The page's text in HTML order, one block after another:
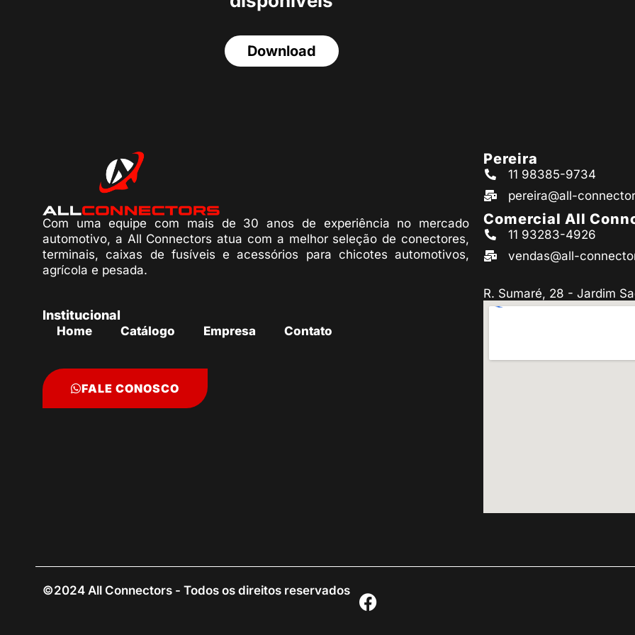
Download
Com uma equipe com mais de 30 anos de experiência no mercado
automotivo, a All Connectors atua com a melhor seleção de conectores,
terminais, caixas de fusíveis e acessórios para chicotes automotivos,
agrícola e pesada.
Institucional
Home Catálogo Empresa Contato
FALE CONOSCO
Pereira
11 98385-9734
pereira@all-
Comercial All
11 93283-4926
vendas@all-
R. Sumaré, 28 - Jardim
©2024 All Connectors - Todos os direitos reservados